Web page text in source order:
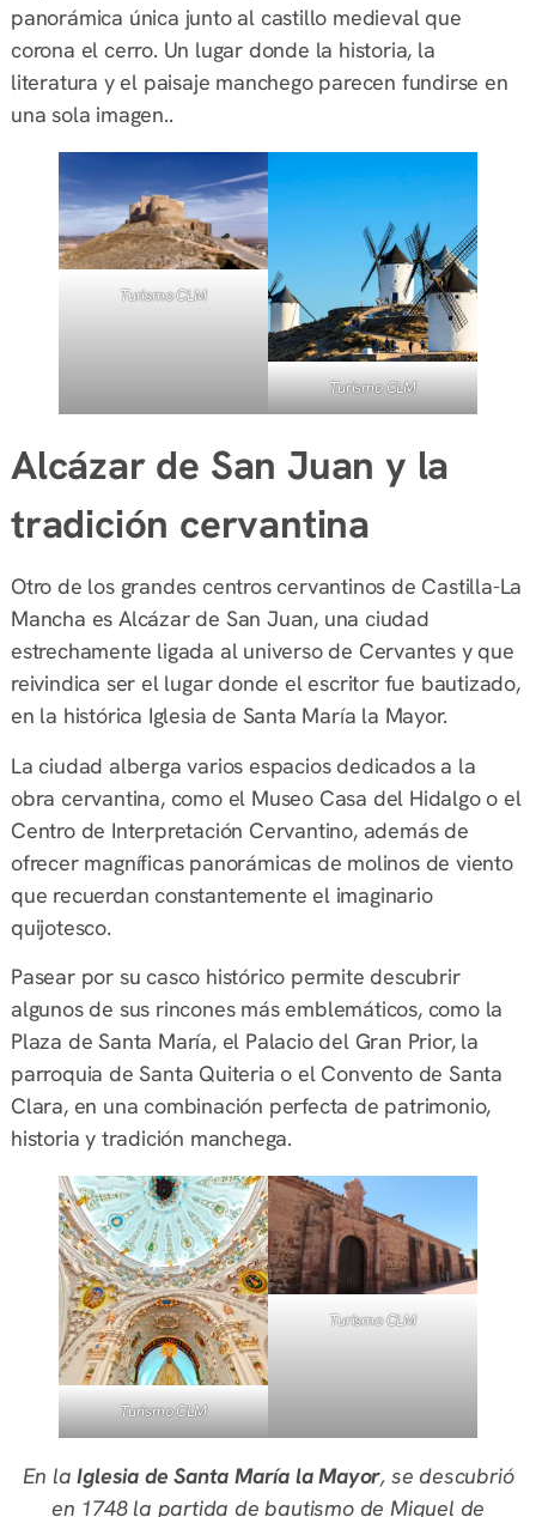
panorámica única junto al castillo medieval que
corona el cerro. Un lugar donde la historia, la
literatura y el paisaje manchego parecen fundirse en
una sola imagen..
Turismo CLM
Turismo CLM
Alcázar de San Juan y la
tradición cervantina
Otro de los grandes centros cervantinos de Castilla-La
Mancha es Alcázar de San Juan, una ciudad
estrechamente ligada al universo de Cervantes y que
reivindica ser el lugar donde el escritor fue bautizado,
en la histórica Iglesia de Santa María la Mayor.
La ciudad alberga varios espacios dedicados a la
obra cervantina, como el Museo Casa del Hidalgo o el
Centro de Interpretación Cervantino, además de
ofrecer magníficas panorámicas de molinos de viento
que recuerdan constantemente el imaginario
quijotesco.
Pasear por su casco histórico permite descubrir
algunos de sus rincones más emblemáticos, como la
Plaza de Santa María, el Palacio del Gran Prior, la
parroquia de Santa Quiteria o el Convento de Santa
Clara, en una combinación perfecta de patrimonio,
historia y tradición manchega.
Turismo CLM
Turismo CLM
En laIglesia de Santa María la Mayor, se descubrió
en 1748 la partida de bautismo de Miguel de